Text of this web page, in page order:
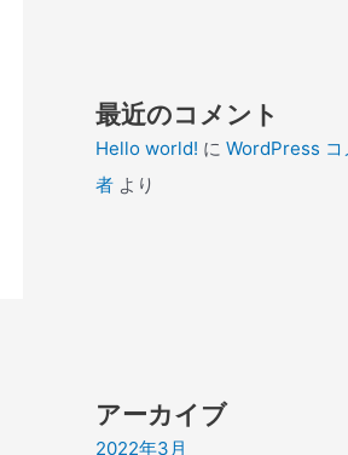
最近のコメント
Hello world! に WordPress コ
者 より
アーカイブ
2022年3月